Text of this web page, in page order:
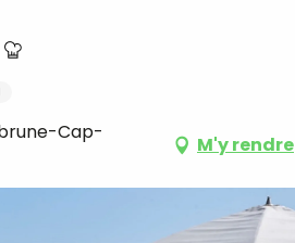
Cap-
M'y rendre